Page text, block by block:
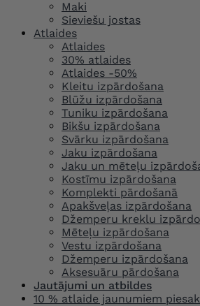
Maki
Sieviešu jostas
Atlaides
Atlaides
30% atlaides
Atlaides -50%
Kleitu izpārdošana
Blūžu izpārdošana
Tuniku izpārdošana
Bikšu izpārdošana
Svārku izpārdošana
Jaku izpārdošana
Jaku un mēteļu
Kostīmu izpārdošana
Komplekti pārdošanā
Apakšveļas izpārdošana
Džemperu kreklu
Mēteļu izpārdošana
Vestu izpārdošana
Džemperu izpārdošana
Aksesuāru pārdošana
Jautājumi un atbildes
10 % atlaide jaunumiem